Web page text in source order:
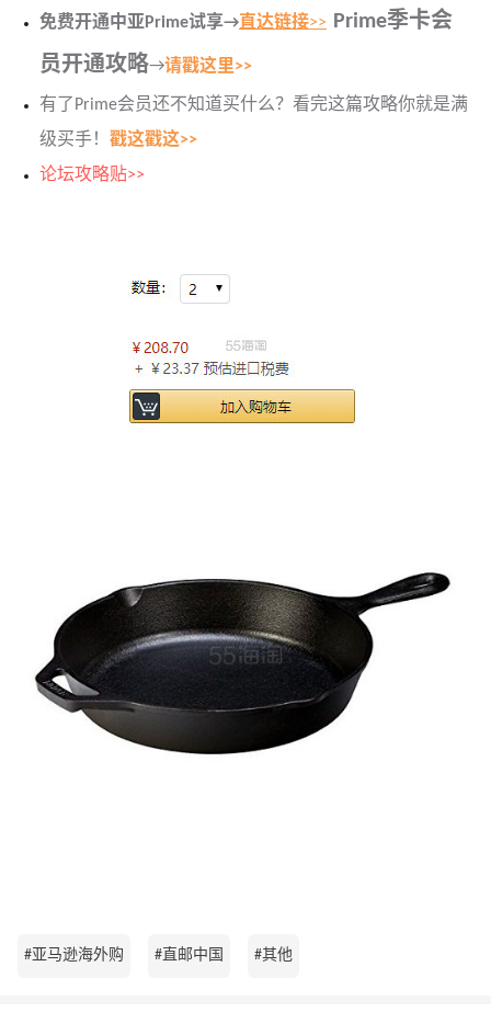
免费开通中亚Prime试享→ 直达链接>>
Prime季卡会
员开通攻略→请戳这里>>
有了Prime会员还不知道买什么？看完这篇攻略你就是满
级买手！ 戳这戳这>>
论坛攻略贴>>
#亚马逊海外购 #直邮中国 #其他